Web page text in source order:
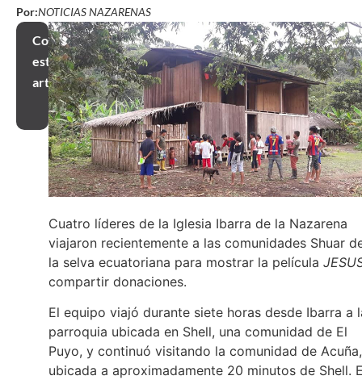
Por:NOTICIAS NAZARENAS
Compartir
este
artículo
Cuatro líderes de la Iglesia Ibarra de la Nazarena
viajaron recientemente a las comunidades Shuar
la selva ecuatoriana para mostrar la película
compartir donaciones.
El equipo viajó durante siete horas desde Ibarra a
parroquia ubicada en Shell, una comunidad de El
Puyo, y continuó visitando la comunidad de Acuña,
ubicada a aproximadamente 20 minutos de Shell.